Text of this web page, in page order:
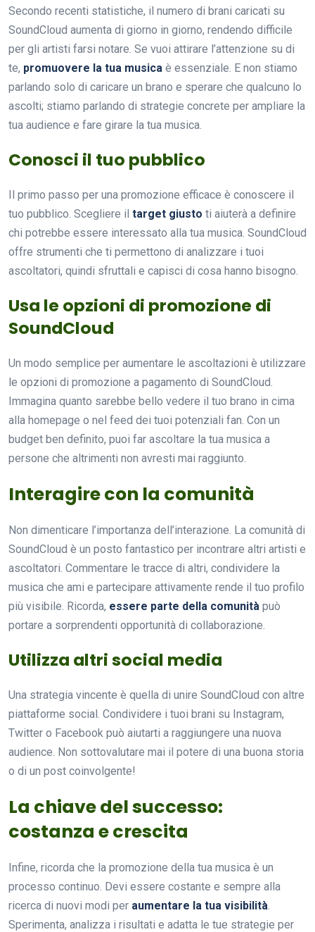
Secondo recenti statistiche, il numero di brani caricati su
SoundCloud aumenta di giorno in giorno, rendendo difficile
per gli artisti farsi notare. Se vuoi attirare l’attenzione su di
te, promuovere la tua musica è essenziale. E non stiamo
parlando solo di caricare un brano e sperare che qualcuno lo
ascolti; stiamo parlando di strategie concrete per ampliare la
tua audience e fare girare la tua musica.
Conosci il tuo pubblico
Il primo passo per una promozione efficace è conoscere il
tuo pubblico. Scegliere il target giusto ti aiuterà a definire
chi potrebbe essere interessato alla tua musica. SoundCloud
offre strumenti che ti permettono di analizzare i tuoi
ascoltatori, quindi sfruttali e capisci di cosa hanno bisogno.
Usa le opzioni di promozione di
SoundCloud
Un modo semplice per aumentare le ascoltazioni è utilizzare
le opzioni di promozione a pagamento di SoundCloud.
Immagina quanto sarebbe bello vedere il tuo brano in cima
alla homepage o nel feed dei tuoi potenziali fan. Con un
budget ben definito, puoi far ascoltare la tua musica a
persone che altrimenti non avresti mai raggiunto.
Interagire con la comunità
Non dimenticare l’importanza dell’interazione. La comunità di
SoundCloud è un posto fantastico per incontrare altri artisti e
ascoltatori. Commentare le tracce di altri, condividere la
musica che ami e partecipare attivamente rende il tuo profilo
più visibile. Ricorda, essere parte della comunità può
portare a sorprendenti opportunità di collaborazione.
Utilizza altri social media
Una strategia vincente è quella di unire SoundCloud con altre
piattaforme social. Condividere i tuoi brani su Instagram,
Twitter o Facebook può aiutarti a raggiungere una nuova
audience. Non sottovalutare mai il potere di una buona storia
o di un post coinvolgente!
La chiave del successo:
costanza e crescita
Infine, ricorda che la promozione della tua musica è un
processo continuo. Devi essere costante e sempre alla
ricerca di nuovi modi per aumentare la tua visibilità.
Sperimenta, analizza i risultati e adatta le tue strategie per